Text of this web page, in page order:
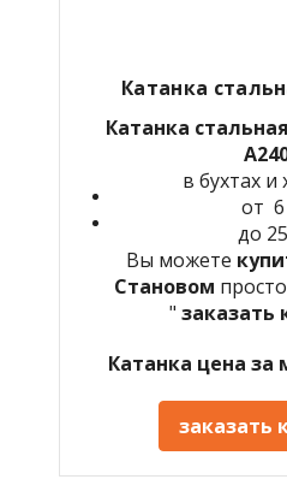
Катанка
Катанка стальная
в бухтах и
от
до
Вы можете
Становом
" заказать
Катанка цена за
заказать